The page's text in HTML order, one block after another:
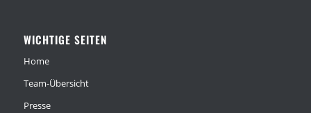
WICHTIGE SEITEN
Home
Team-Übersicht
Presse